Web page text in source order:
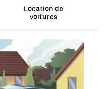
Location de
voitures